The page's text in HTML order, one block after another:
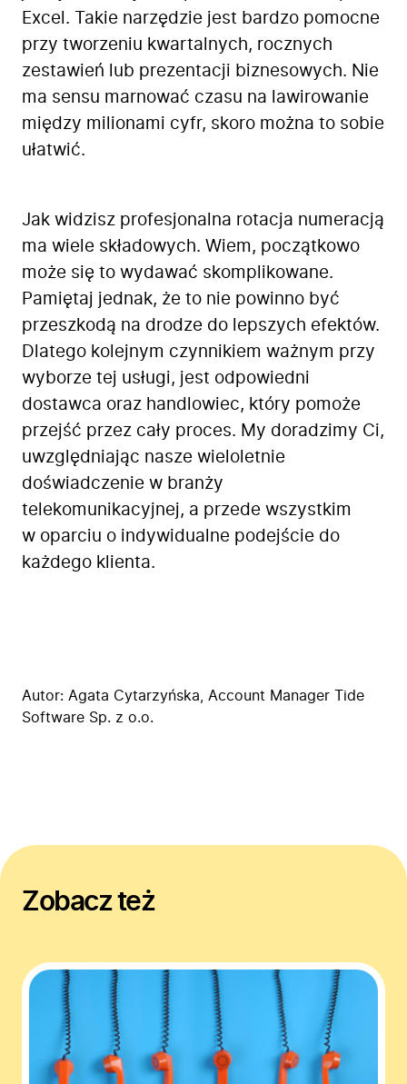
Excel. Takie narzędzie jest bardzo pomocne
przy tworzeniu kwartalnych, rocznych
zestawień lub prezentacji biznesowych. Nie
ma sensu marnować czasu na lawirowanie
między milionami cyfr, skoro można to sobie
ułatwić.
Jak widzisz profesjonalna rotacja numeracją
ma wiele składowych. Wiem, początkowo
może się to wydawać skomplikowane.
Pamiętaj jednak, że to nie powinno być
przeszkodą na drodze do lepszych efektów.
Dlatego kolejnym czynnikiem ważnym przy
wyborze tej usługi, jest odpowiedni
dostawca oraz handlowiec, który pomoże
przejść przez cały proces. My doradzimy Ci,
uwzględniając nasze wieloletnie
doświadczenie w branży
telekomunikacyjnej, a przede wszystkim
w oparciu o indywidualne podejście do
każdego klienta.
Autor: Agata Cytarzyńska , Account Manager Tide
Software Sp. z o.o.
Zobacz też